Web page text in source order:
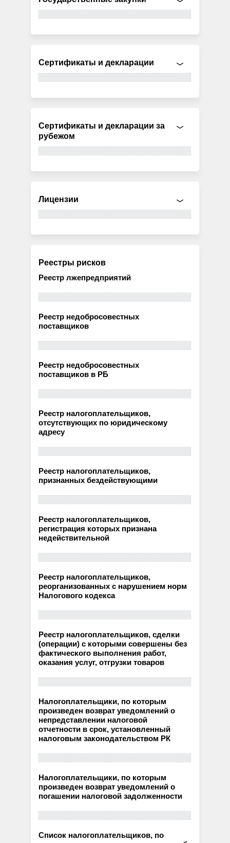
Сертификаты и декларации
Сертификаты и декларации за
рубежом
Лицензии
Реестры рисков
Реестр лжепредприятий
Реестр недобросовестных
поставщиков
Реестр недобросовестных
поставщиков в РБ
Реестр налогоплательщиков,
отсутствующих по юридическому
адресу
Реестр налогоплательщиков,
признанных бездействующими
Реестр налогоплательщиков,
регистрация которых признана
недействительной
Реестр налогоплательщиков,
реорганизованных с нарушением норм
Налогового кодекса
Реестр налогоплательщиков, сделки
(операции) с которыми совершены без
фактического выполнения работ,
оказания услуг, отгрузки товаров
Налогоплательщики, по которым
произведен возврат уведомлений о
непредставлении налоговой
отчетности в срок, установленный
налоговым законодательством РК
Налогоплательщики, по которым
произведен возврат уведомлений о
погашении налоговой задолженности
Список налогоплательщиков, по